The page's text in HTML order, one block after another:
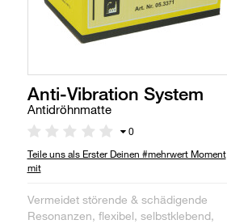
Anti-Vibration System
Antidröhnmatte
0
Teile uns als Erster Deinen #mehrwert Moment
mit
Vermeidet störende & schädigende
Resonanzen, flexibel, selbstklebend,